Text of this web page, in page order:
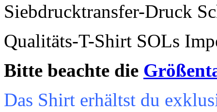
Siebdrucktransfer-Druck
Qualitäts-T-Shirt SOLs
Bitte beachte die
Das Shirt erhältst du